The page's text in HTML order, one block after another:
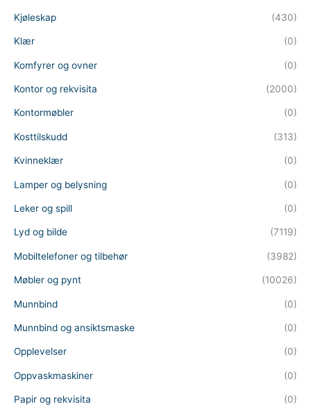
Kjøleskap (430)
Klær (0)
Komfyrer og ovner (0)
Kontor og rekvisita (2000)
Kontormøbler (0)
Kosttilskudd (313)
Kvinneklær (0)
Lamper og belysning (0)
Leker og spill (0)
Lyd og bilde (7119)
Mobiltelefoner og tilbehør (3982)
Møbler og pynt (10026)
Munnbind (0)
Munnbind og ansiktsmaske (0)
Opplevelser (0)
Oppvaskmaskiner (0)
Papir og rekvisita (0)